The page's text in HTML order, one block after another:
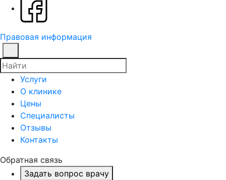
Правовая информация
Услуги
О клинике
Цены
Специалисты
Отзывы
Контакты
Обратная связь
Задать вопрос врачу